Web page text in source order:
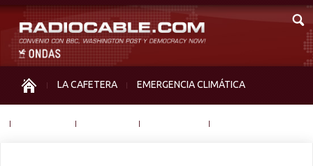
LA CAFETERA EMERGENCIA CLIMÁTICA